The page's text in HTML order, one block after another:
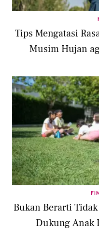
Tips Mengatasi
Musim Hujan
Bukan Berarti
Dukung Anak